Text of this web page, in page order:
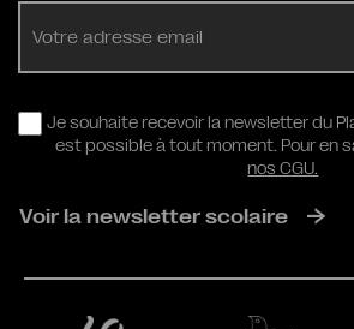
RGPD
Je souhaite recevoir la newsletter du
est possible à tout moment. Pour en
nos CGU.
Voir la newsletter scolaire